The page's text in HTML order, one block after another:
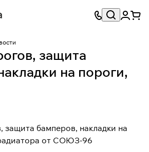
защита
на пороги,